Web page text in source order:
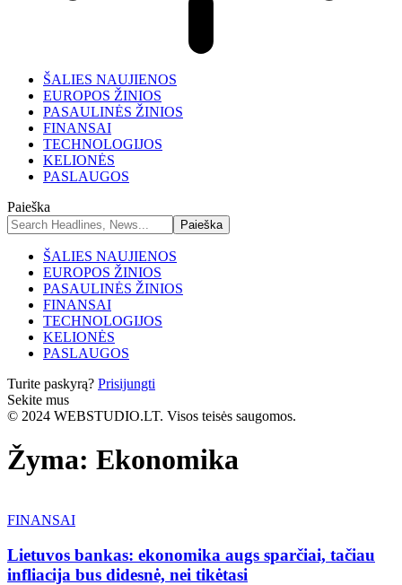
ŠALIES NAUJIENOS
EUROPOS ŽINIOS
PASAULINĖS ŽINIOS
FINANSAI
TECHNOLOGIJOS
KELIONĖS
PASLAUGOS
Paieška
ŠALIES NAUJIENOS
EUROPOS ŽINIOS
PASAULINĖS ŽINIOS
FINANSAI
TECHNOLOGIJOS
KELIONĖS
PASLAUGOS
Turite paskyrą? Prisijungti
Sekite mus
© 2024 WEBSTUDIO.LT. Visos teisės saugomos.
Žyma: Ekonomika
FINANSAI
Lietuvos bankas: ekonomika augs sparčiai, tačiau
infliacija bus didesnė, nei tikėtasi